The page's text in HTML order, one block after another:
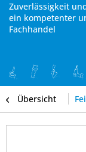
Zuverlässigkeit
ein kompetenter
Fachhandel
Übersicht